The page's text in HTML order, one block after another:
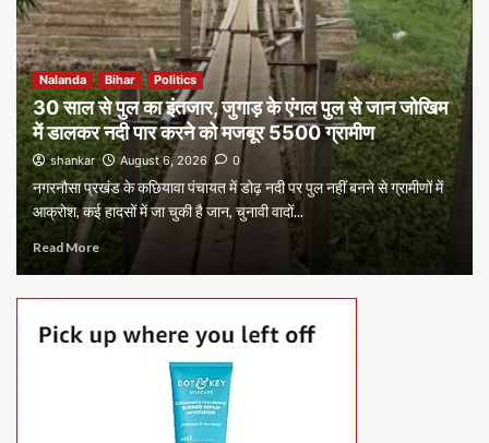
Nalanda Bihar Politics
30 साल से पुल का इंतजार, जुगाड़ के एंगल पुल से जान जोखिम
में डालकर नदी पार करने को मजबूर 5500 ग्रामीण
shankar August 6, 2026 0
नगरनौसा प्रखंड के कछियावा पंचायत में डोढ़ नदी पर पुल नहीं बनने से ग्रामीणों में
आक्रोश, कई हादसों में जा चुकी है जान, चुनावी वादों...
Read More